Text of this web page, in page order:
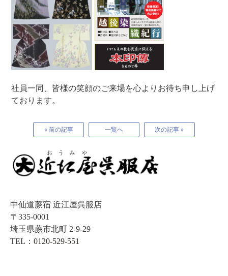
社員一同、皆様の笑顔のご来場を心よりお待ち申し上げ
ております。
« 前の記事 一覧へ 次の記事 »
中仙道蕨宿 近江屋呉服店
〒335-0001
埼玉県蕨市北町 2-9-29
TEL： 0120-529-551